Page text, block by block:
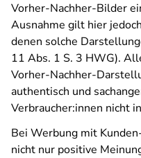
Vorher-Nachher-Bilder
Ausnahme gilt hier
denen solche
11 Abs. 1 S. 3 HWG).
Vorher-Nachher-
authentisch und
Verbraucher:innen nicht
Bei Werbung mit
nicht nur positive